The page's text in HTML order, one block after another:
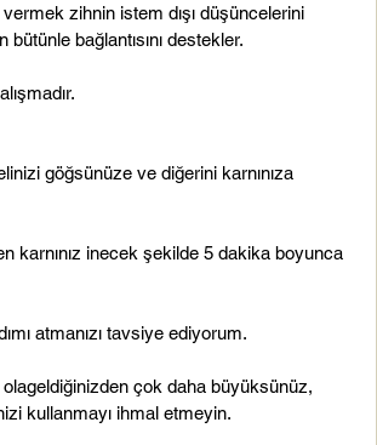
zihnin istem dışı düşüncelerini
bütünle bağlantısını destekler.
göğsünüze ve diğerini karnınıza
karnınız inecek şekilde 5 dakika boyunca
atmanızı tavsiye ediyorum.
çok daha büyüksünüz,
kullanmayı ihmal etmeyin.